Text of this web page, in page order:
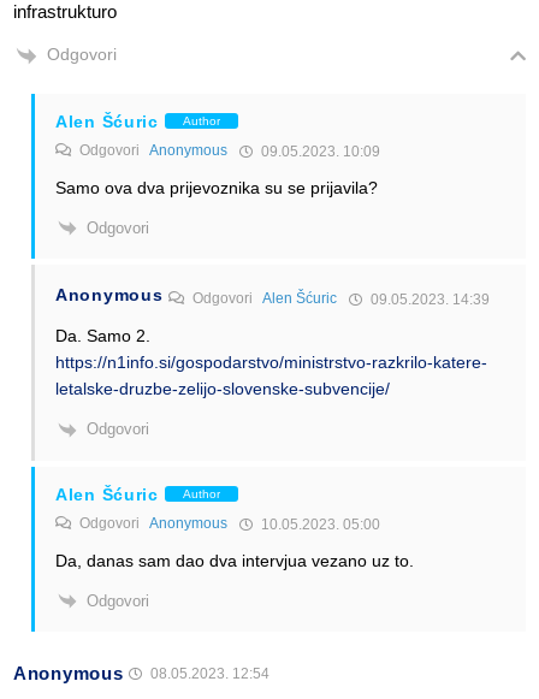
infrastrukturo
Odgovori
Alen Šćuric Author
Odgovori Anonymous 09.05.2023. 10:09
Samo ova dva prijevoznika su se prijavila?
Odgovori
Anonymous OdgovoriAlen Šćuric 09.05.2023. 14:39
Da. Samo 2.
https://n1info.si/gospodarstvo/ministrstvo-razkrilo-katere-
letalske-druzbe-zelijo-slovenske-subvencije/
Odgovori
Alen Šćuric Author
Odgovori Anonymous 10.05.2023. 05:00
Da, danas sam dao dva intervjua vezano uz to.
Odgovori
Anonymous 08.05.2023. 12:54